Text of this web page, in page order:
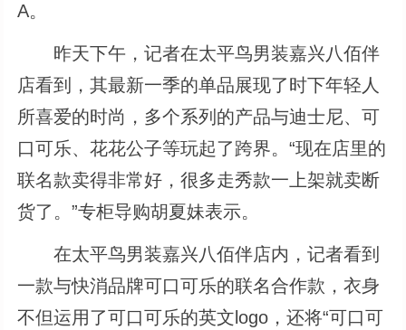
A。
昨天下午，记者在太平鸟男装嘉兴八佰伴
店看到，其最新一季的单品展现了时下年轻人
所喜爱的时尚，多个系列的产品与迪士尼、可
口可乐、花花公子等玩起了跨界。“现在店里的
联名款卖得非常好，很多走秀款一上架就卖断
货了。”专柜导购胡夏妹表示。
在太平鸟男装嘉兴八佰伴店内，记者看到
一款与快消品牌可口可乐的联名合作款，衣身
不但运用了可口可乐的英文logo，还将“可口可